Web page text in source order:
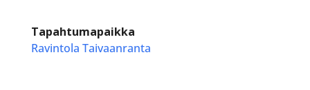
Tapahtumapaikka
Ravintola Taivaanranta